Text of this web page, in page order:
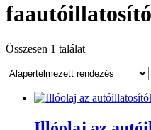
faautóillatosító
Összesen 1 találat